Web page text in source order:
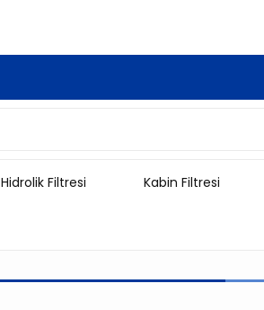
Hidrolik Filtresi Kabin Filtresi